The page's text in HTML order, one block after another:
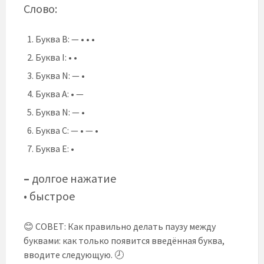
Слово:
Буква B: — • • •
Буква I: • •
Буква N: — •
Буква A: • —
Буква N: — •
Буква C: — • — •
Буква E: •
– долгое нажатие
• быстрое
😊 СОВЕТ: Как правильно делать паузу между
буквами: как только появится введённая буква,
вводите следующую. 🕗